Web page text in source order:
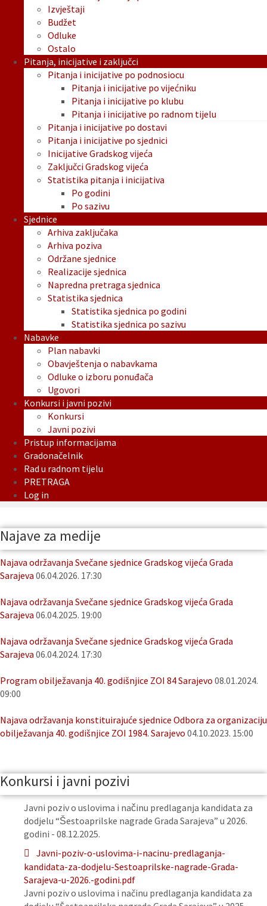
Izvještaji
Budžet
Odluke
Ostalo
Pitanja, inicijative i zaključci
Pitanja i inicijative po podnosiocu
Pitanja i inicijative po vijećniku
Pitanja i inicijative po klubu
Pitanja i inicijative po radnom tijelu
Pitanja i inicijative po dostavi
Pitanja i inicijative po sjednici
Inicijative Gradskog vijeća
Zaključci Gradskog vijeća
Statistika pitanja i inicijativa
Po godini
Po sazivu
Sjednice
Arhiva zaključaka
Arhiva poziva
Održane sjednice
Realizacije sjednica
Napredna pretraga sjednica
Statistika sjednica
Statistika sjednica po godini
Statistika sjednica po sazivu
Nabavke
Plan nabavki
Obavještenja o nabavkama
Odluke o izboru ponuđača
Ugovori
Konkursi i javni pozivi
Konkursi
Javni pozivi
Pristup informacijama
Gradonačelnik
Rad u radnom tijelu
PRETRAGA
Log in
Najave za medije
Najava održavanja Svečane sjednice Gradskog vijeća Grada
Sarajeva 06.04.2026. 17:30
Najava održavanja Svečane sjednice Gradskog vijeća Grada
Sarajeva 06.04.2025. 19:00
Najava održavanja Svečane sjednice Gradskog vijeća Grada
Sarajeva 06.04.2024. 17:30
Program obilježavanja 40. godišnjice ZOI 84 Sarajevo 08.01.2024.
09:00
Najava održavanja konstituirajuće sjednice Odbora za organizaciju
obilježavanja 40. godišnjice ZOI 1984. Sarajevo 04.10.2023. 15:00
Konkursi i javni pozivi
Javni poziv o uslovima i načinu predlaganja kandidata za
dodjelu “Šestoaprilske nagrade Grada Sarajeva” u 2026.
godini - 08.12.2025.
Javni-poziv-o-uslovima-i-nacinu-predlaganja-
kandidata-za-dodjelu-Sestoaprilske-nagrade-Grada-
Sarajeva-u-2026.-godini.pdf
Javni poziv o uslovima i načinu predlaganja kandidata za